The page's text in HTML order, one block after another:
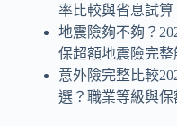
率比較與省息試算
地震險夠不夠？
保超額地震險完整
意外險完整比較
選？職業等級與